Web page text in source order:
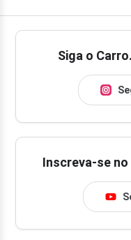
Siga o
Inscreva-se